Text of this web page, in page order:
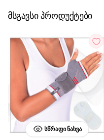
მსგავსი პროდუქტები
ᲡᲬᲠᲐᲤᲘ ᲜᲐᲮᲕᲐ